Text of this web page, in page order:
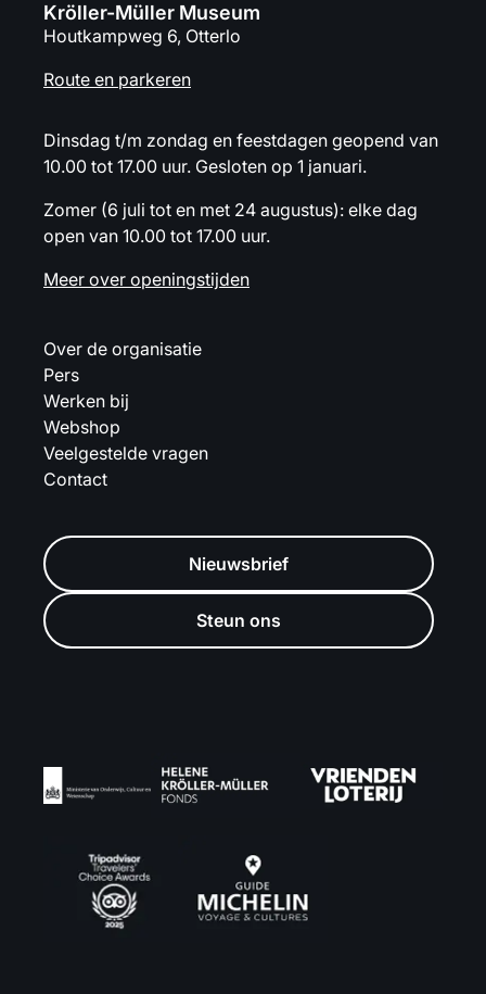
Kröller-Müller Museum
Houtkampweg 6, Otterlo
Route en parkeren
Dinsdag t/m zondag en feestdagen geopend van
10.00 tot 17.00 uur. Gesloten op 1 januari.
Zomer (6 juli tot en met 24 augustus): elke dag
open van 10.00 tot 17.00 uur.
Meer over openingstijden
Over de organisatie
Pers
Werken bij
Webshop
Veelgestelde vragen
Contact
Nieuwsbrief
Steun ons